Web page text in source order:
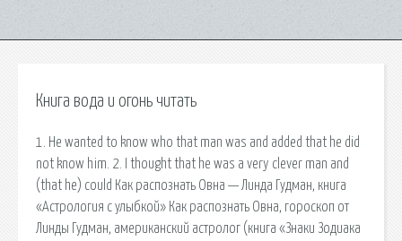
Книга вода и огонь читать
1. He wanted to know who that man was and added that he did
not know him. 2. I thought that he was a very clever man and
(that he) could Как распознать Овна — Линда Гудман, книга
«Астрология с улыбкой» Как распознать Овна, гороскоп от
Линды Гудман, американский астролог (книга «Знаки Зодиака